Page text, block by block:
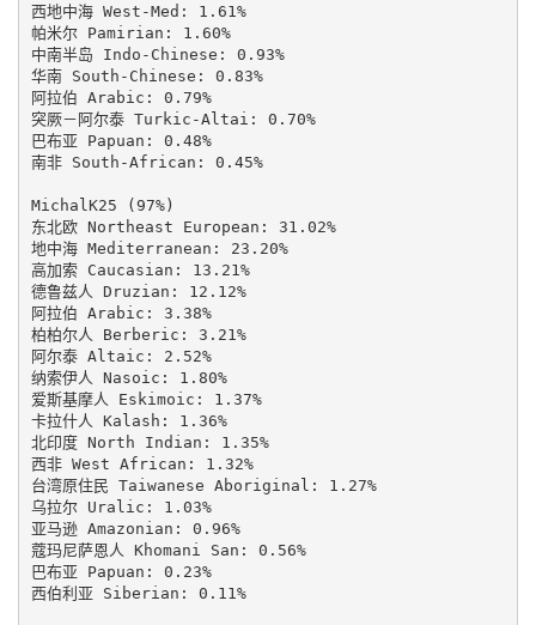
西地中海 West-Med: 1.61%
帕米尔 Pamirian: 1.60%
中南半岛 Indo-Chinese: 0.93%
华南 South-Chinese: 0.83%
阿拉伯 Arabic: 0.79%
突厥－阿尔泰 Turkic-Altai: 0.70%
巴布亚 Papuan: 0.48%
南非 South-African: 0.45%
MichalK25 (97%)
东北欧 Northeast European: 31.02%
地中海 Mediterranean: 23.20%
高加索 Caucasian: 13.21%
德鲁兹人 Druzian: 12.12%
阿拉伯 Arabic: 3.38%
柏柏尔人 Berberic: 3.21%
阿尔泰 Altaic: 2.52%
纳索伊人 Nasoic: 1.80%
爱斯基摩人 Eskimoic: 1.37%
卡拉什人 Kalash: 1.36%
北印度 North Indian: 1.35%
西非 West African: 1.32%
台湾原住民 Taiwanese Aboriginal: 1.27%
乌拉尔 Uralic: 1.03%
亚马逊 Amazonian: 0.96%
蔻玛尼萨恩人 Khomani San: 0.56%
巴布亚 Papuan: 0.23%
西伯利亚 Siberian: 0.11%